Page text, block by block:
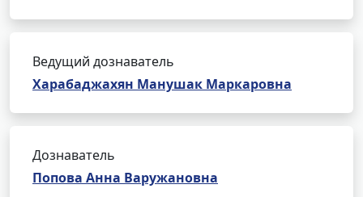
Ведущий дознаватель
Харабаджахян Манушак Маркаровна
Дознаватель
Попова Анна Варужановна